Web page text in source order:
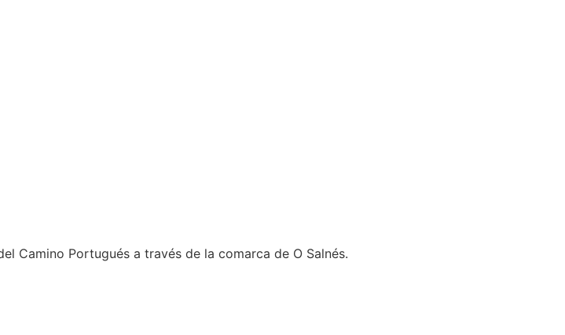
Camino Portugués a través de la comarca de O Salnés.